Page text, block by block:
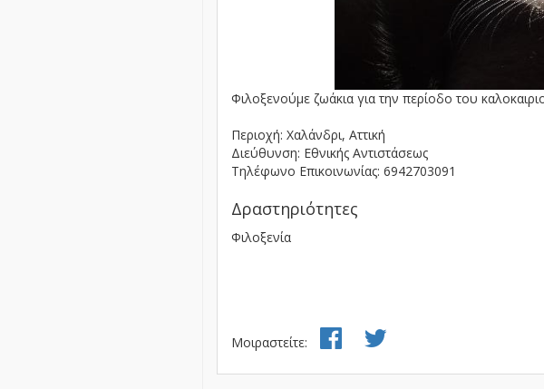
Φιλοξενούμε ζωάκια για την περίοδο του
Περιοχή: Χαλάνδρι, Αττική
Διεύθυνση: Εθνικής Αντιστάσεως
Τηλέφωνο Επικοινωνίας: 6942703091
Δραστηριότητες
Φιλοξενία
Μοιραστείτε: